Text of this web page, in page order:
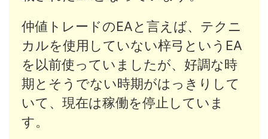
仲値トレードのEAと言えば、テクニ
カルを使用していない梓弓というEA
を以前使っていましたが、好調な時
期とそうでない時期がはっきりして
いて、現在は稼働を停止していま
す。